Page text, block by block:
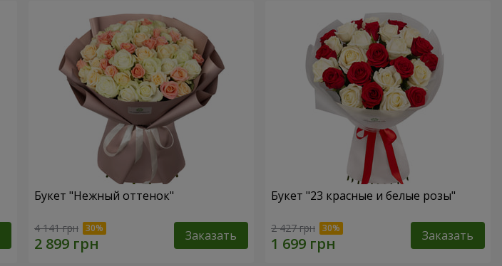
Букет "Нежный оттенок"
4 141 грн Заказать
Букет "23 красные и белые розы"
2 427 грн Заказать